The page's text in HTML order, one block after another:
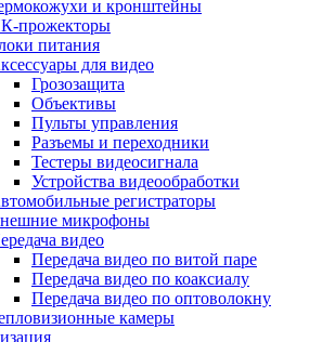
и кронштейны
прожекторы
питания
для видео
Грозозащита
Объективы
Пульты управления
Разъемы и переходники
Тестеры видеосигнала
Устройства видеообработки
регистраторы
микрофоны
видео
Передача видео по витой паре
Передача видео по коаксиалу
Передача видео по оптоволокну
камеры